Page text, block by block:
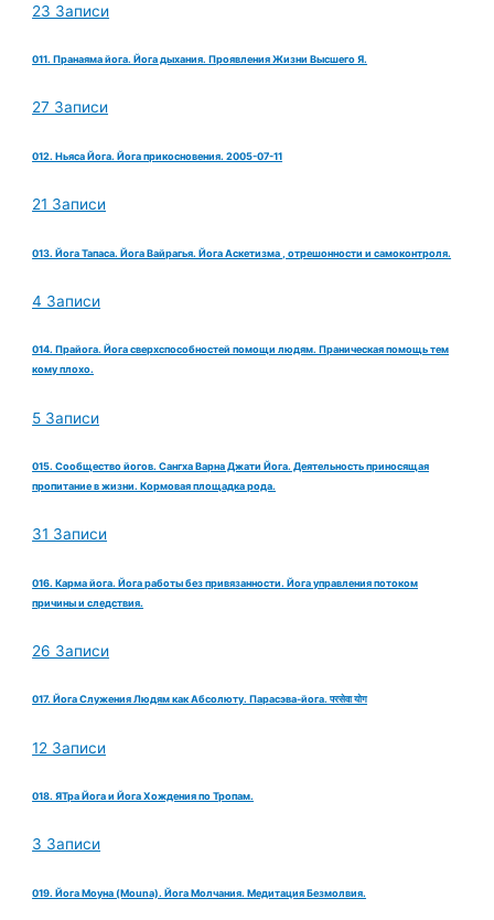
23 Записи
011. Пранаяма йога. Йога дыхания. Проявления Жизни Высшего Я.
27 Записи
012. Ньяса Йога. Йога прикосновения. 2005-07-11
21 Записи
013. Йога Тапаса. Йога Вайрагья. Йога Аскетизма , отрешонности и самоконтроля.
4 Записи
014. Прайога. Йога сверхспособностей помощи людям. Праническая помощь тем
кому плохо.
5 Записи
015. Сообщество йогов. Сангха Варна Джати Йога. Деятельность приносящая
пропитание в жизни. Кормовая площадка рода.
31 Записи
016. Карма йога. Йога работы без привязанности. Йога управления потоком
причины и следствия.
26 Записи
017. Йога Служения Людям как Абсолюту. Парасэва-йога. परसेवा योग
12 Записи
018. ЯТра Йога и Йога Хождения по Тропам.
3 Записи
019. Йога Моуна (Mouna). Йога Молчания. Медитация Безмолвия.